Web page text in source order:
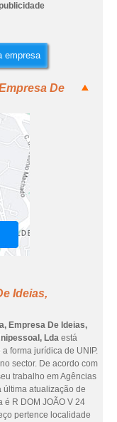
empresa
De
Ideias,
Empresa De Ideias,
Lda está
forma jurídica de UNIP.
sector. De acordo com
trabalho em Agências
atualização de
é R DOM JOÃO V 24
pertence localidade